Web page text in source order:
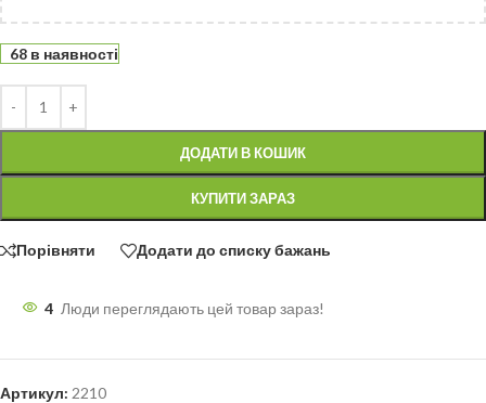
68 в наявності
ДОДАТИ В КОШИК
КУПИТИ ЗАРАЗ
Порівняти Додати до списку бажань
4 Люди переглядають цей товар зараз!
Артикул: 2210